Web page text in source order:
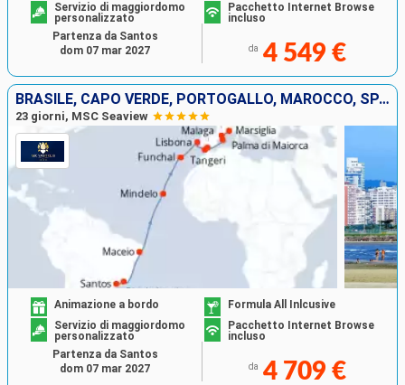
Servizio di maggiordomo
personalizzato
Pacchetto Internet Browse
incluso
da 4 549 €
Partenza da Santos
dom 07 mar 2027
BRASILE, CAPO VERDE, PORTOGALLO, MAROCCO, SPAGNA, MAIORCA, FRANCIA
23 giorni, MSC Seaview
Animazione a bordo
Formula All Inlcusive
Servizio di maggiordomo
personalizzato
Pacchetto Internet Browse
incluso
da 4 709 €
Partenza da Santos
dom 07 mar 2027